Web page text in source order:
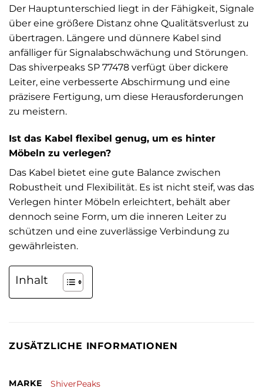
Der Hauptunterschied liegt in der Fähigkeit, Signale
über eine größere Distanz ohne Qualitätsverlust zu
übertragen. Längere und dünnere Kabel sind
anfälliger für Signalabschwächung und Störungen.
Das shiverpeaks SP 77478 verfügt über dickere
Leiter, eine verbesserte Abschirmung und eine
präzisere Fertigung, um diese Herausforderungen
zu meistern.
Ist das Kabel flexibel genug, um es hinter
Möbeln zu verlegen?
Das Kabel bietet eine gute Balance zwischen
Robustheit und Flexibilität. Es ist nicht steif, was das
Verlegen hinter Möbeln erleichtert, behält aber
dennoch seine Form, um die inneren Leiter zu
schützen und eine zuverlässige Verbindung zu
gewährleisten.
Inhalt
ZUSÄTZLICHE INFORMATIONEN
MARKE ShiverPeaks